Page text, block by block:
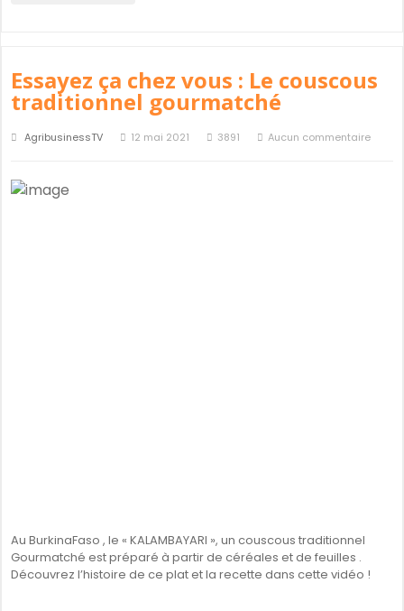
Essayez ça chez vous : Le couscous
traditionnel gourmatché
AgribusinessTV 12 mai 2021 3891 Aucun commentaire
Au BurkinaFaso , le « KALAMBAYARI », un couscous traditionnel
Gourmatché est préparé à partir de céréales et de feuilles .
Découvrez l’histoire de ce plat et la recette dans cette vidéo !